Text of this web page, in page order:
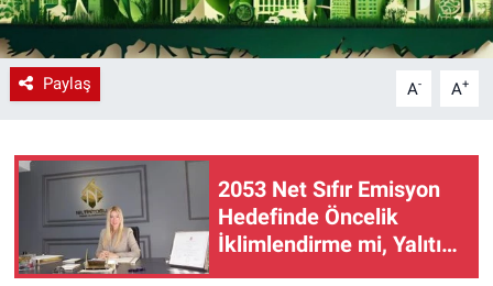
Paylaş A- A+
2053 Net Sıfır Emisyon
Hedefinde Öncelik
İklimlendirme mi, Yalıtım
mı?